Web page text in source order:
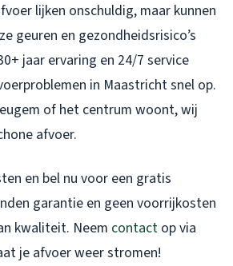
lijken onschuldig, maar kunnen
geuren en gezondheidsrisico’s
jaar ervaring en 24/7 service
in Maastricht snel op.
of het centrum woont, wij
afvoer.
en bel nu voor een gratis
garantie en geen voorrijkosten
kwaliteit. Neem contact op via
je afvoer weer stromen!